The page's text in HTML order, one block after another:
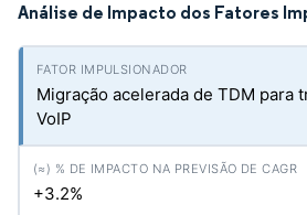
Análise de Impacto dos Fatores
Migração acelerada de TDM para
VoIP
+3.2%